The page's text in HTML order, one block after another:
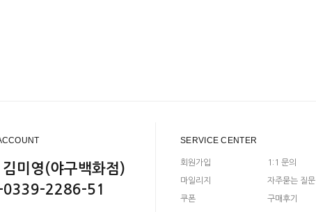
미영(야구백화점)
2286-51
SERVICE CENTER
회원가입
마일리지
쿠폰
1:1 문의
자주묻는 질문
구매후기